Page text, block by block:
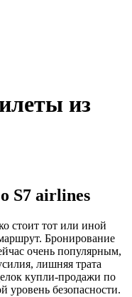
из
S7 airlines
стоит тот или иной
Бронирование
очень популярным,
лишняя трата
купли-продажи по
уровень безопасности.